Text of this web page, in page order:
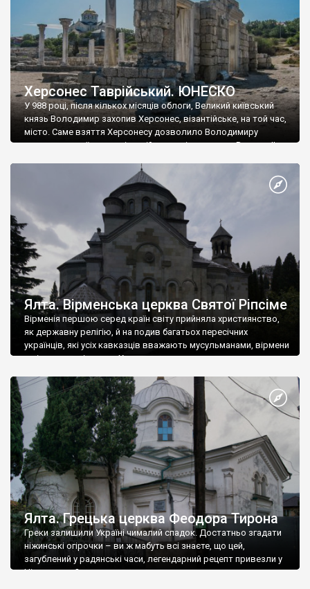
Херсонес Таврійський. ЮНЕСКО
У 988 році, після кількох місяців облоги, Великий київський
князь Володимир захопив Херсонес, візантійське, на той час,
місто. Саме взяття Херсонесу дозволило Володимиру
диктувати свої умови візантійському імператору Василю ІІ, та
Херсонесі Володимир-язичник, став Василем-християнином.
А потім було Хрещення Русі. На честь Херсонесу Таврійського
Ялта. Вірменська церква Святої Ріпсіме
Вірменія першою серед країн світу прийняла християнство,
як державну релігію, й на подив багатьох пересічних
українців, які усіх кавказців вважають мусульманами, вірмени
є відданими вірянами Христа
Ялта. Грецька церква Феодора Тирона
Греки залишили Україні чималий спадок. Достатньо згадати
ніжинські огірочки – ви ж мабуть всі знаєте, що цей,
загублений у радянські часи, легендарний рецепт привезли у
Ніжин греки?